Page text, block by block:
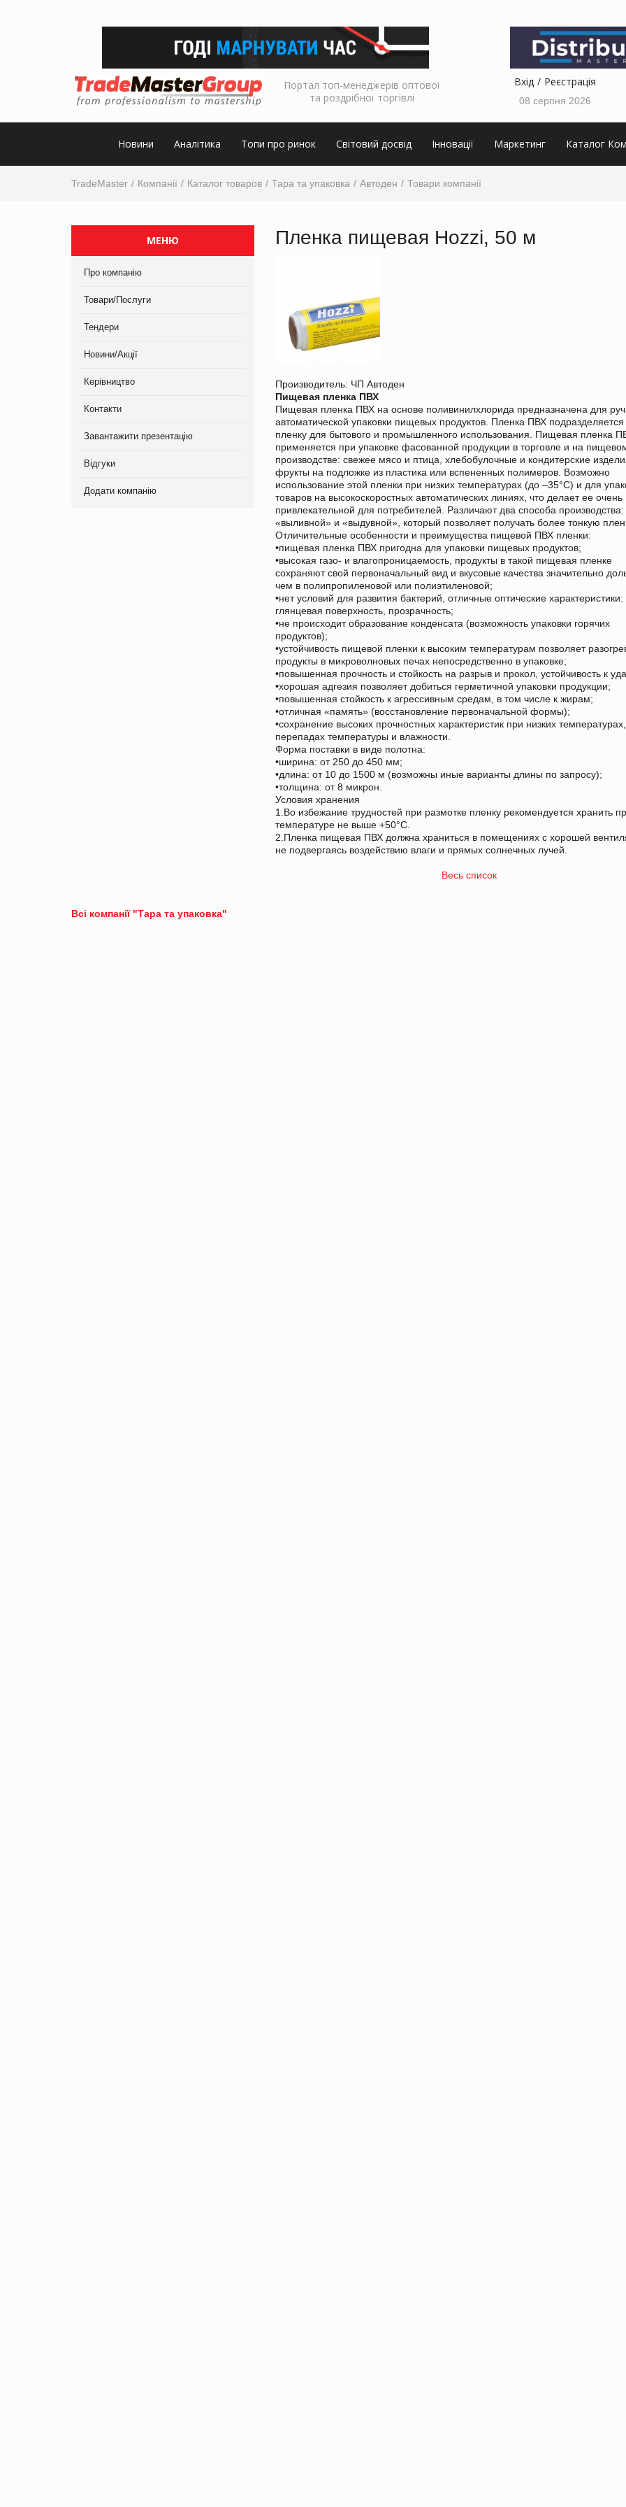
Портал топ-менеджерів оптової
та роздрібної торгівлі
Вхід Реєстрація
08 серпня 2026
Новини Аналітика Топи про ринок Світовий досвід Інновації Маркетинг Каталог
TradeMaster Компанії Каталог товаров Тара та упаковка Автоден Товари компанії
МЕНЮ
Про компанію
Товари/Послуги
Тендери
Новини/Акції
Керівництво
Контакти
Завантажити презентацію
Відгуки
Додати компанію
Пленка пищевая Hozzi, 50 м
Производитель: ЧП Автоден
Пищевая пленка ПВХ
Пищевая пленка ПВХ на основе поливинилхлорида предназначена для
автоматической упаковки пищевых продуктов. Пленка ПВХ подразделяется
пленку для бытового и промышленного использования. Пищевая пленка
применяется при упаковке фасованной продукции в торговле и на
производстве: свежее мясо и птица, хлебобулочные и кондитерские
фрукты на подложке из пластика или вспененных полимеров. Возможно
использование этой пленки при низких температурах (до –35°С) и для
товаров на высокоскоростных автоматических линиях, что делает ее очень
привлекательной для потребителей. Различают два способа производства:
«выливной» и «выдувной», который позволяет получать более тонкую
Отличительные особенности и преимущества пищевой ПВХ пленки:
•пищевая пленка ПВХ пригодна для упаковки пищевых продуктов;
•высокая газо- и влагопроницаемость, продукты в такой пищевая пленке
сохраняют свой первоначальный вид и вкусовые качества значительно
чем в полипропиленовой или полиэтиленовой;
•нет условий для развития бактерий, отличные оптические характеристики:
глянцевая поверхность, прозрачность;
•не происходит образование конденсата (возможность упаковки горячих
продуктов);
•устойчивость пищевой пленки к высоким температурам позволяет
продукты в микроволновых печах непосредственно в упаковке;
•повышенная прочность и стойкость на разрыв и прокол, устойчивость к
•хорошая адгезия позволяет добиться герметичной упаковки продукции;
•повышенная стойкость к агрессивным средам, в том числе к жирам;
•отличная «память» (восстановление первоначальной формы);
•сохранение высоких прочностных характеристик при низких температурах,
перепадах температуры и влажности.
Форма поставки в виде полотна:
•ширина: от 250 до 450 мм;
•длина: от 10 до 1500 м (возможны иные варианты длины по запросу);
•толщина: от 8 микрон.
Условия хранения
1.Во избежание трудностей при размотке пленку рекомендуется хранить
температуре не выше +50°С.
2.Пленка пищевая ПВХ должна храниться в помещениях с хорошей
не подвергаясь воздействию влаги и прямых солнечных лучей.
Весь список
Всі компанії "Тара та упаковка"